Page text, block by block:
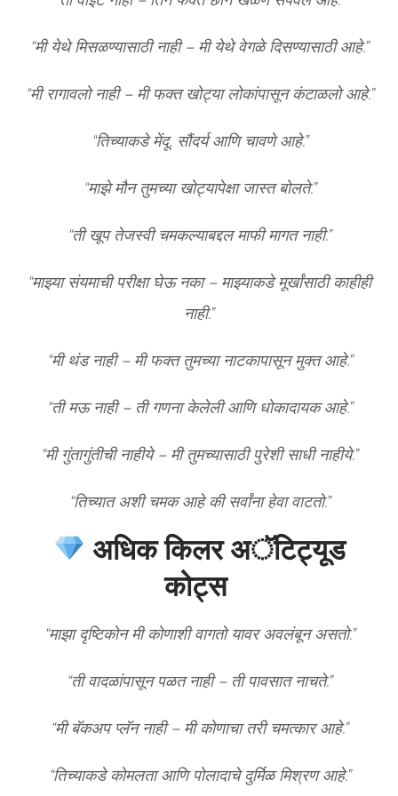
“मी येथे मिसळण्यासाठी नाही – मी येथे वेगळे दिसण्यासाठी आहे.”
“मी रागावलो नाही – मी फक्त खोट्या लोकांपासून कंटाळलो आहे.”
“तिच्याकडे मेंदू, सौंदर्य आणि चावणे आहे.”
“माझे मौन तुमच्या खोट्यापेक्षा जास्त बोलते.”
“ती खूप तेजस्वी चमकल्याबद्दल माफी मागत नाही.”
“माझ्या संयमाची परीक्षा घेऊ नका – माझ्याकडे मूर्खांसाठी काहीही
नाही.”
“मी थंड नाही – मी फक्त तुमच्या नाटकापासून मुक्त आहे.”
“ती मऊ नाही – ती गणना केलेली आणि धोकादायक आहे.”
“मी गुंतागुंतीची नाहीये – मी तुमच्यासाठी पुरेशी साधी नाहीये.”
“तिच्यात अशी चमक आहे की सर्वांना हेवा वाटतो.”
अधिक किलर अॅटिट्यूड
कोट्स
“माझा दृष्टिकोन मी कोणाशी वागतो यावर अवलंबून असतो.”
“ती वादळांपासून पळत नाही – ती पावसात नाचते.”
“मी बॅकअप प्लॅन नाही – मी कोणाचा तरी चमत्कार आहे.”
“तिच्याकडे कोमलता आणि पोलादाचे दुर्मिळ मिश्रण आहे.”